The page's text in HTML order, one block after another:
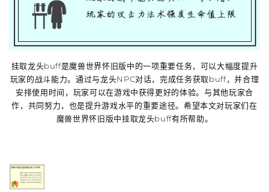
挂取龙头buff是魔兽世界怀旧版中的一项重要任务，可以大幅度提升
玩家的战斗能力。通过与龙头NPC对话，完成任务获取buff，并合理
安排使用时间，玩家可以在游戏中获得更好的体验。与其他玩家合
作，共同努力，也是提升游戏水平的重要途径。希望本文对玩家们在
魔兽世界怀旧版中挂取龙头buff有所帮助。